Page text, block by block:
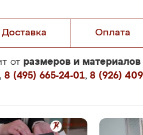
Доставка Оплата
от размеров и материалов
, 8 (495) 665-24-01, 8 (926)